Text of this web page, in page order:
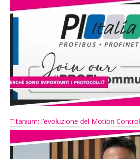
Titanium: l’evoluzione del Motion Control